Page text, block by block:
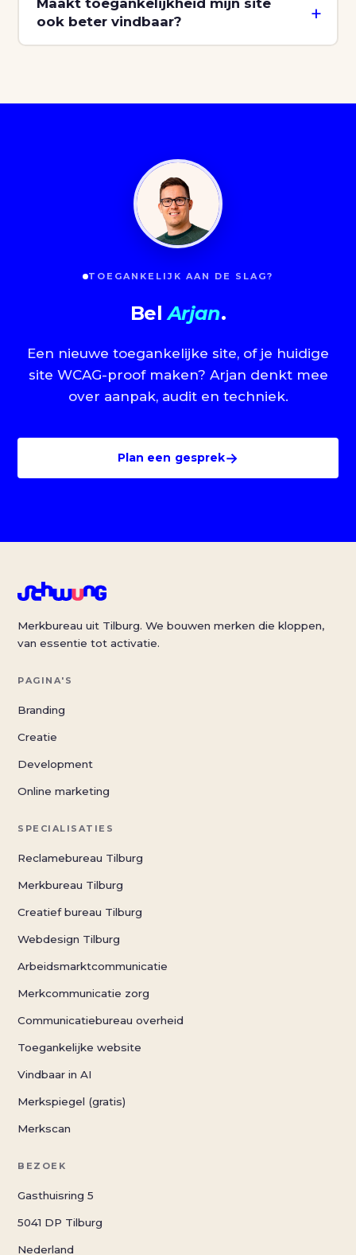
ook beter vindbaar?
TOEGANKELIJK AAN DE SLAG?
BelArjan.
Een nieuwe toegankelijke site, of je huidige
site WCAG-proof maken? Arjan denkt mee
over aanpak, audit en techniek.
Plan een gesprek→
Merkbureau uit Tilburg. We bouwen merken die kloppen,
van essentie tot activatie.
PAGINA'S
Branding
Creatie
Development
Online marketing
SPECIALISATIES
Reclamebureau Tilburg
Merkbureau Tilburg
Creatief bureau Tilburg
Webdesign Tilburg
Arbeidsmarktcommunicatie
Merkcommunicatie zorg
Communicatiebureau overheid
Toegankelijke website
Vindbaar in AI
Merkspiegel (gratis)
Merkscan
BEZOEK
Gasthuisring 5
5041 DP Tilburg
Nederland